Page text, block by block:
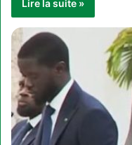
Lire la suite »